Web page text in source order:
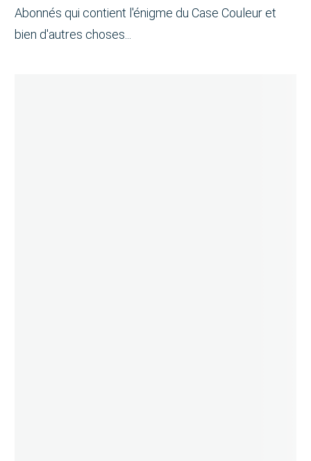
Abonnés qui contient l'énigme du Case Couleur et
bien d'autres choses...